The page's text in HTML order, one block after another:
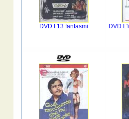
DVD I 13 fantasmi DVD